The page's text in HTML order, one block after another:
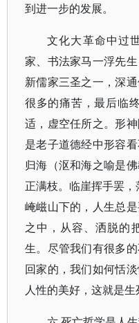
到进一步的发展。
文化大革命中过
家、书法家马一浮先
新儒家三圣之一，深
很多的痛苦，最后临
适，虚空任所之。形
是老子道德经中形容
归海（沤和海之喻是
正满枝。临崖挥手罢
崦嵫山下的，人生总
之中，从容、洒脱的
生。尽管我们有很多
回家的，我们如何恬
人性的美好，这就是生